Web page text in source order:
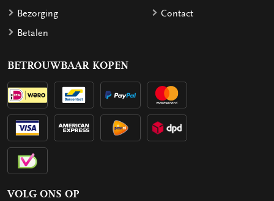
Bezorging
Betalen
Contact
BETROUWBAAR KOPEN
VOLG ONS OP